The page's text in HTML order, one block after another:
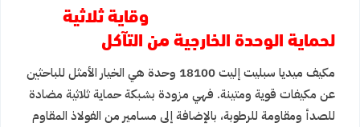
وقاية ثلاثية
لحماية الوحدة الخارجية من التآكل
مكيف ميديا سبليت إليت 18100 وحدة هي الخيار الأمثل للباحثين
عن مكيفات قوية ومتينة. فهي مزودة بشبكة حماية ثلاثية مضادة
للصدأ ومقاومة للرطوبة، بالإضافة إلى مسامير من الفولاذ المقاوم